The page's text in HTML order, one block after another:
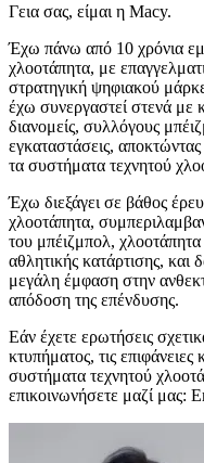
Γεια σας, είμαι η Macy.
Έχω πάνω από 10 χρόνια
χλοοτάπητα, με
στρατηγική ψηφιακού
έχω συνεργαστεί στενά με
διανομείς, συλλόγους
εγκαταστάσεις,
τα συστήματα τεχνητού
Έχω διεξάγει σε βάθος
χλοοτάπητα,
του μπέιζμπολ, χλοοτάπητα
αθλητικής κατάρτισης,
μεγάλη έμφαση στην
απόδοση της επένδυσης.
Εάν έχετε ερωτήσεις
κτυπήματος, τις
συστήματα τεχνητού
επικοινωνήσετε μαζί μας: